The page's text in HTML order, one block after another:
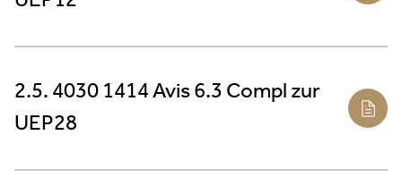
2.5. 4030 1414 Avis 6.3 Compl zur
UEP28